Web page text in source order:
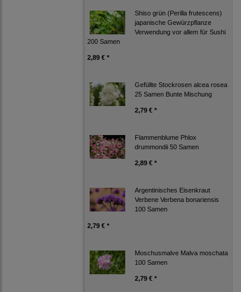
Shiso grün (Perilla frutescens)
japanische Gewürzpflanze
Verwendung vor allem für Sushi
200 Samen
2,89 € *
Gefüllte Stockrosen alcea rosea
25 Samen Bunte Mischung
2,79 € *
Flammenblume Phlox
drummondii 50 Samen
2,89 € *
Argentinisches Eisenkraut
Verbene Verbena bonariensis
100 Samen
2,79 € *
Moschusmalve Malva moschata
100 Samen
2,79 € *